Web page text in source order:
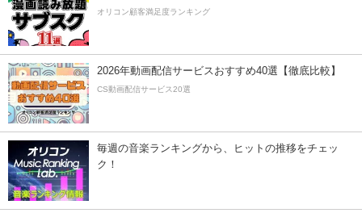
オリコン顧客満足度ランキング
2026年動画配信サービスおすすめ40選【徹底比較】
CS動画配信サービス20選
毎週の音楽ランキングから、ヒットの推移をチェッ
ク！